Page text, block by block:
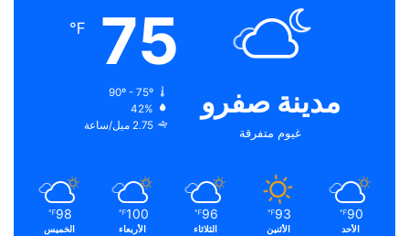
مدينة صفرو
غيوم متفرقة
75
℉
90º - 75º
42%
2.75 ميل/ساعة
90
℉
الأحد
93
℉
الأثنين
96
℉
الثلاثاء
100
℉
الأربعاء
98
℉
الخميس